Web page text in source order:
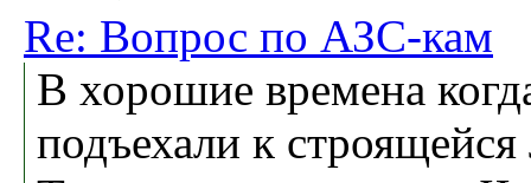
Re: Вопрос по АЗС-кам
В хорошие времена
подъехали к